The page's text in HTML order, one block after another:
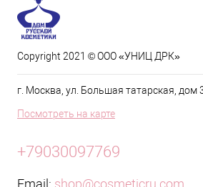
Copyright 2021 © ООО «УНИЦ ДРК»
г. Москва, ул. Большая татарская, дом
Посмотреть на карте
+79030097769
Email: shop@cosmeticru.com